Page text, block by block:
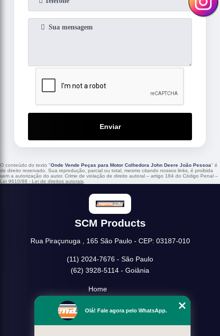
Enviar
O conteúdo do texto "Onde Vende Peças para Motor Colhedora John Deere João Pessoa" é
de direito reservado. Sua reprodução, parcial ou total, mesmo citando nossos links, é proibida
sem a autorização do autor. Crime de violação de direito autoral – artigo 184 do Código Penal –
Lei 9610/98 - Lei de direitos autorais.
SCM Products
Rua Piraçunuga , 165 São Paulo - CEP: 03187-010
(11) 2024-7676 - São Paulo
(62) 3928-5114 - Goiânia
Home
Missão
Olá! Fale agora pelo WhatsApp.